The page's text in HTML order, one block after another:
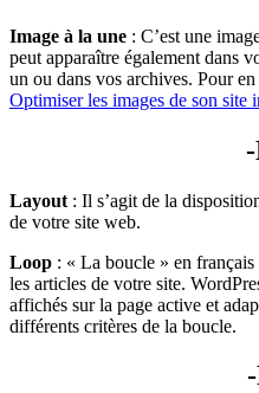
Image à la une : C’est une
peut apparaître également dans
un ou dans vos archives. Pour
Optimiser les images de son site
Layout : Il s’agit de la
de votre site web.
Loop : « La boucle » en
les articles de votre site.
affichés sur la page active et
différents critères de la boucle.